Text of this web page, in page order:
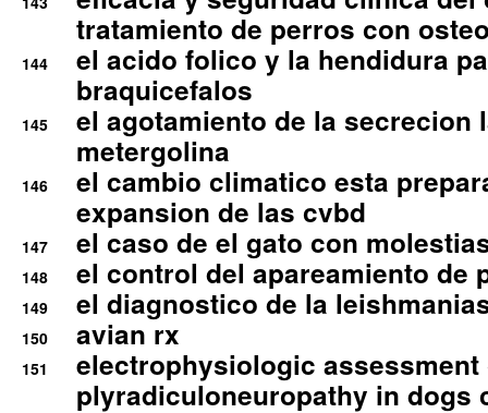
tratamiento de perros con
144
el acido folico y la hendidura
braquicefalos
145
el agotamiento de la secrecion
metergolina
146
el cambio climatico esta
expansion de las cvbd
147 el caso de el gato con
148 el control del apareamiento de
149 el diagnostico de la
150 avian rx
151
electrophysiologic assessment
plyradiculoneuropathy in dogs